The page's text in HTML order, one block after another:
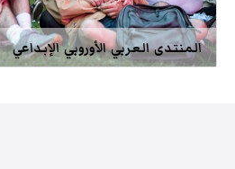
المنتدى العربي الأوروبي الإبداعي